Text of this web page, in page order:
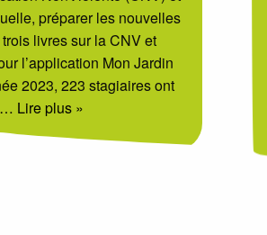
préparer les nouvelles
livres sur la CNV et
l’application Mon Jardin
2023, 223 stagiaires ont
Lire plus »